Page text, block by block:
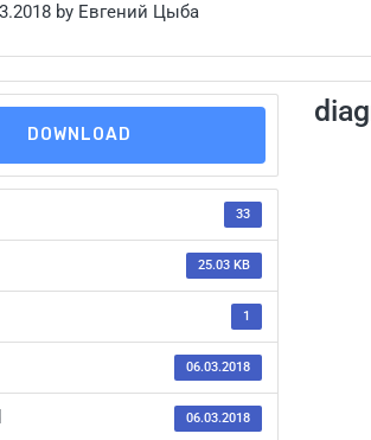
by Евгений Цыба
DOWNLOAD
33
25.03 KB
1
06.03.2018
06.03.2018